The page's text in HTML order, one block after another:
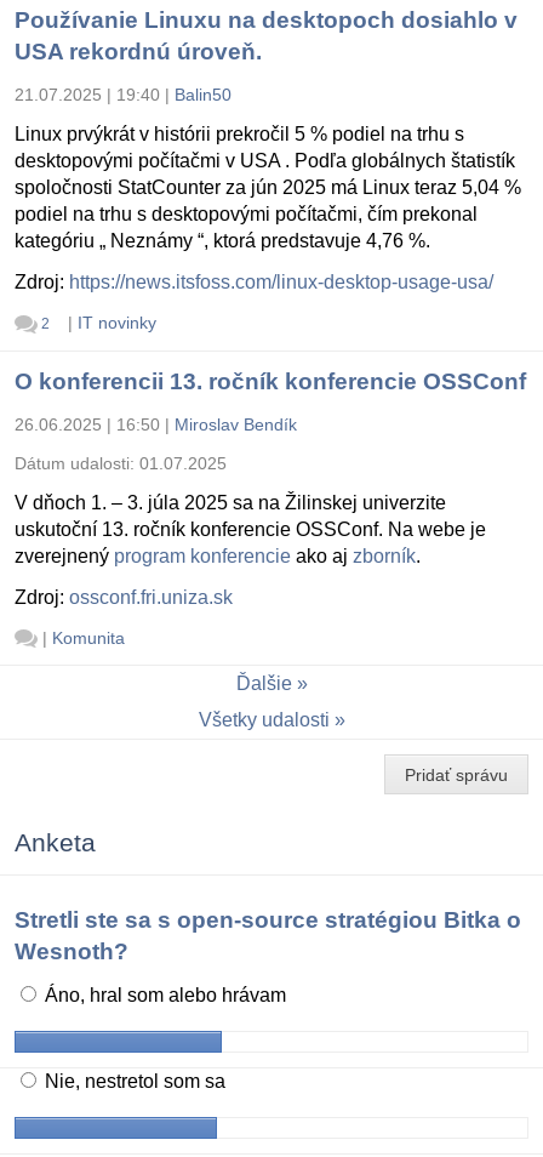
Používanie Linuxu na desktopoch dosiahlo v
USA rekordnú úroveň.
21.07.2025 | 19:40 | Balin50
Linux prvýkrát v histórii prekročil 5 % podiel na trhu s
desktopovými počítačmi v USA . Podľa globálnych štatistík
spoločnosti StatCounter za jún 2025 má Linux teraz 5,04 %
podiel na trhu s desktopovými počítačmi, čím prekonal
kategóriu „ Neznámy “, ktorá predstavuje 4,76 %.
Zdroj: https://news.itsfoss.com/linux-desktop-usage-usa/
2 | IT novinky
O konferencii 13. ročník konferencie OSSConf
26.06.2025 | 16:50 | Miroslav Bendík
Dátum udalosti: 01.07.2025
V dňoch 1. – 3. júla 2025 sa na Žilinskej univerzite
uskutoční 13. ročník konferencie OSSConf. Na webe je
zverejnený program konferencie ako aj zborník.
Zdroj: ossconf.fri.uniza.sk
| Komunita
Ďalšie
Všetky udalosti
Pridať správu
Anketa
Stretli ste sa s open-source stratégiou Bitka o
Wesnoth?
Áno, hral som alebo hrávam
Nie, nestretol som sa